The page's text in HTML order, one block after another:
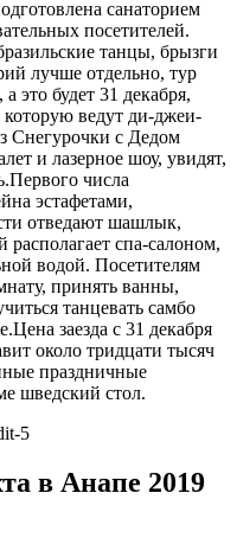
санаторием
посетителей.
танцы, брызги
лучше отдельно, тур
это будет 31 декабря,
которую ведут ди-джеи-
Снегурочки с Дедом
и лазерное шоу, увидят,
числа
эстафетами,
отведают шашлык,
спа-салоном,
водой. Посетителям
принять ванны,
танцевать самбо
заезда с 31 декабря
около тридцати тысяч
праздничные
шведский стол.
в Анапе 2019